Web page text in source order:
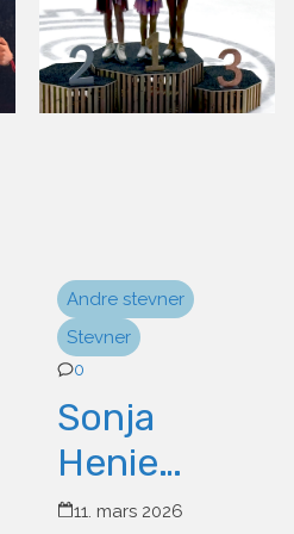
Andre stevner
Stevner
0
Sonja
Henie
Trophy
11. mars 2026